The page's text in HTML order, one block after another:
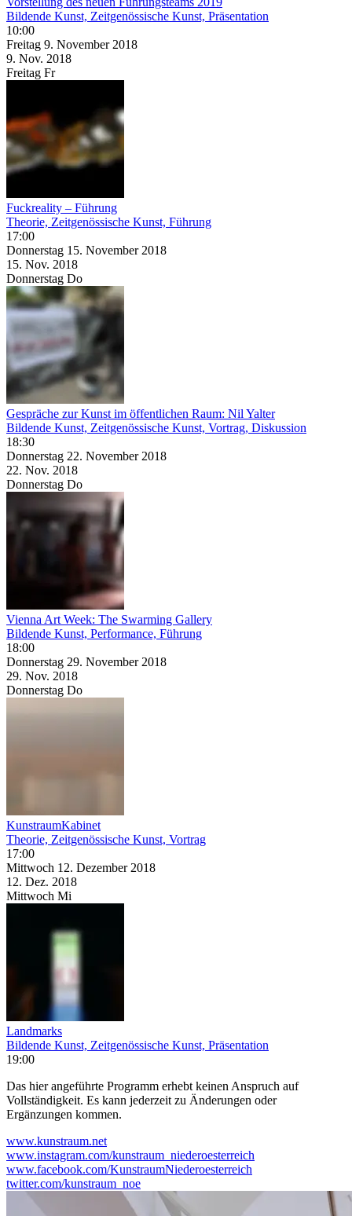
Bildende Kunst, Zeitgenössische Kunst, Präsentation
10:00
Freitag 9. November 2018
9. Nov. 2018
Freitag Fr
Fuckreality – Führung
Theorie, Zeitgenössische Kunst, Führung
17:00
Donnerstag 15. November 2018
15. Nov. 2018
Donnerstag Do
Gespräche zur Kunst im öffentlichen Raum: Nil Yalter
Bildende Kunst, Zeitgenössische Kunst, Vortrag, Diskussion
18:30
Donnerstag 22. November 2018
22. Nov. 2018
Donnerstag Do
Vienna Art Week: The Swarming Gallery
Bildende Kunst, Performance, Führung
18:00
Donnerstag 29. November 2018
29. Nov. 2018
Donnerstag Do
KunstraumKabinet
Theorie, Zeitgenössische Kunst, Vortrag
17:00
Mittwoch 12. Dezember 2018
12. Dez. 2018
Mittwoch Mi
Landmarks
Bildende Kunst, Zeitgenössische Kunst, Präsentation
19:00
Das hier angeführte Programm erhebt keinen Anspruch auf
Vollständigkeit. Es kann jederzeit zu Änderungen oder
Ergänzungen kommen.
www.kunstraum.net
www.instagram.com/kunstraum_niederoesterreich
www.facebook.com/KunstraumNiederoesterreich
twitter.com/kunstraum_noe